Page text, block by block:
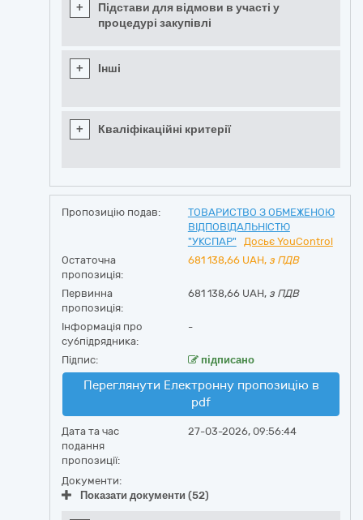
+
Підстави для відмови в участі у
процедурі закупівлі
+ Інші
+ Кваліфікаційні критерії
Пропозицію подав:
ТОВАРИСТВО З ОБМЕЖЕНОЮ
ВІДПОВІДАЛЬНІСТЮ
"УКСПАР"
Досьє YouControl
Остаточна
пропозиція:
681 138,66 UAH, з ПДВ
Первинна
пропозиція:
681 138,66 UAH, з ПДВ
Інформація про
субпідрядника:
-
Підпис: підписано
Переглянути Електронну пропозицію в
pdf
Дата та час
подання
пропозиції:
27-03-2026, 09:56:44
Документи:
Показати документи (52)